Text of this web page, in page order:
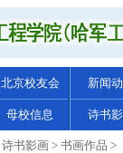
北京校友会 新闻
母校信息 诗书
诗书影画 > 书画作品 >